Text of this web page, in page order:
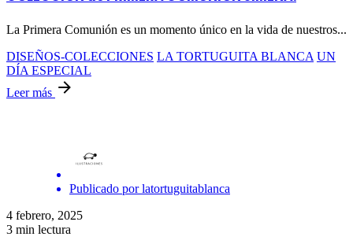
La Primera Comunión es un momento único en la vida de nuestros...
DISEÑOS-COLECCIONES LA TORTUGUITA BLANCA UN
DÍA ESPECIAL
Leer más
Publicado por latortuguitablanca
4 febrero, 2025
3 min lectura